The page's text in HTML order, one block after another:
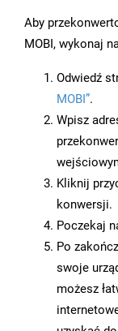
Aby
MOBI, wykonaj
Odwiedź
MOBI”.
Wpisz
Kliknij
konwersji.
Poczekaj
Po
swoje
możesz